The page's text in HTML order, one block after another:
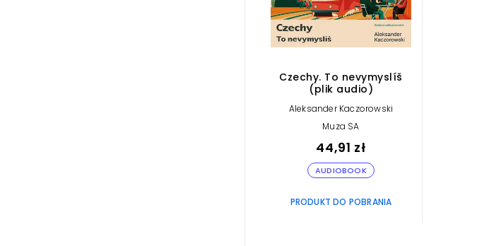
Czechy. To nevymyslíš
(plik audio)
Aleksander Kaczorowski
Muza SA
44,91 zł
AUDIOBOOK
PRODUKT DO POBRANIA